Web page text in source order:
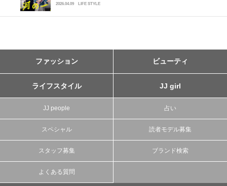
2026.04.09 LIFE STYLE
ファッション ビューティ
ライフスタイル JJ girl
JJ people 占い
スペシャル 読者モデル募集
スタッフ募集 ブランド検索
よくある質問